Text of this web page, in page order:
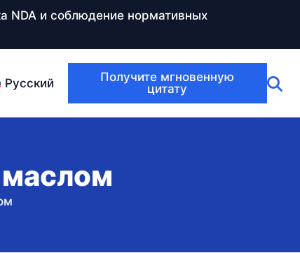
NDA и соблюдение нормативных
Русский
Получите мгновенную
цитату